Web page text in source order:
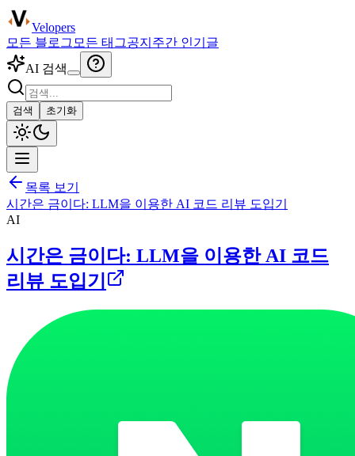
Velopers
모든 블로그 모든 태그공지 주간 인기글
AI 검색
검색 초기화
목록 보기
시간은 금이다: LLM을 이용한 AI 코드 리뷰 도입기
AI
시간은 금이다: LLM을 이용한 AI 코드
리뷰 도입기